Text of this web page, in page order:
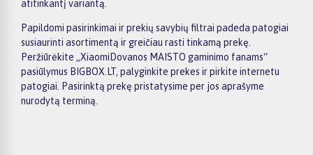
atitinkantį variantą.
Papildomi pasirinkimai ir prekių savybių filtrai padeda patogiai
susiaurinti asortimentą ir greičiau rasti tinkamą prekę.
Peržiūrėkite „XiaomiDovanos MAISTO gaminimo fanams“
pasiūlymus BIGBOX.LT, palyginkite prekes ir pirkite internetu
patogiai. Pasirinktą prekę pristatysime per jos aprašyme
nurodytą terminą.